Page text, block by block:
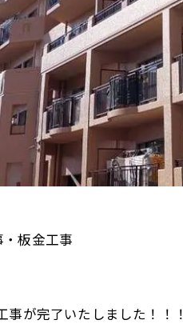
板金工事
が完了いたしました！！！